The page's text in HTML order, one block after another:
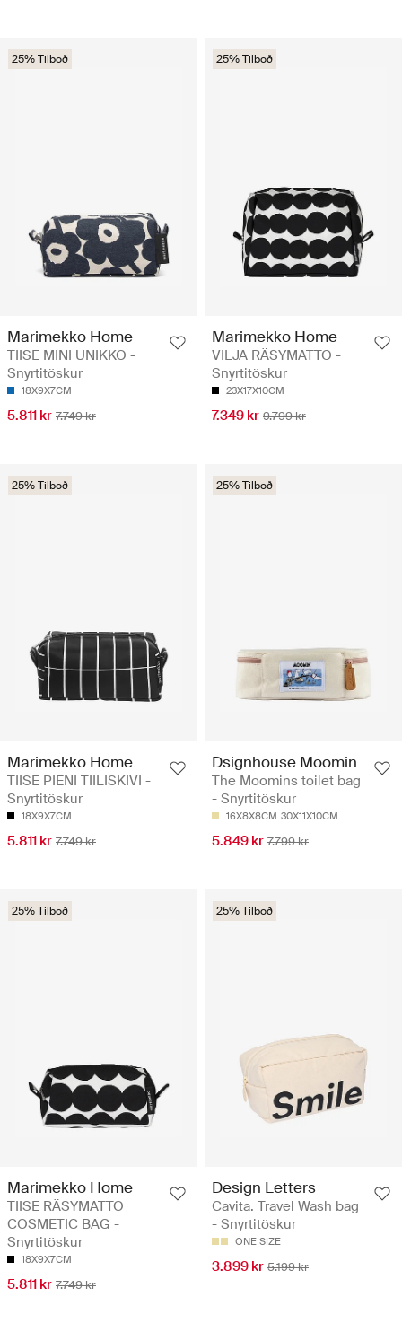
25% Tilboð
Marimekko Home
TIISE MINI UNIKKO -
Snyrtitöskur
18X9X7CM
5.811 kr 7.749 kr
25% Tilboð
Marimekko Home
VILJA RÄSYMATTO -
Snyrtitöskur
23X17X10CM
7.349 kr 9.799 kr
25% Tilboð
Marimekko Home
TIISE PIENI TIILISKIVI -
Snyrtitöskur
18X9X7CM
5.811 kr 7.749 kr
25% Tilboð
Dsignhouse Moomin
The Moomins toilet bag
- Snyrtitöskur
16X8X8CM 30X11X10CM
5.849 kr 7.799 kr
25% Tilboð
Marimekko Home
TIISE RÄSYMATTO
COSMETIC BAG -
Snyrtitöskur
18X9X7CM
5.811 kr 7.749 kr
25% Tilboð
Design Letters
Cavita. Travel Wash bag
- Snyrtitöskur
ONE SIZE
3.899 kr 5.199 kr